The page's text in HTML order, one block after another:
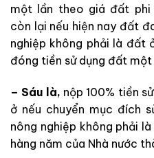
một lần theo giá đất phi
còn lại nếu hiện nay đất
nghiệp không phải là đất
đóng tiền sử dụng đất một
– Sáu là, nộp 100% tiền
ở nếu chuyển mục đích
nông nghiệp không phải
hàng năm của Nhà nước